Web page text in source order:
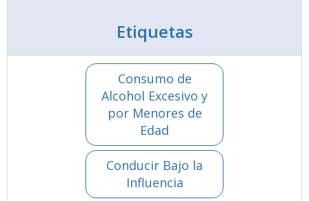
Etiquetas
Consumo de
Alcohol Excesivo y
por Menores de
Edad
Conducir Bajo la
Influencia